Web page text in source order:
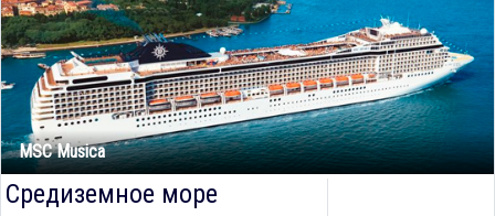
MSC Musica
Средиземное море